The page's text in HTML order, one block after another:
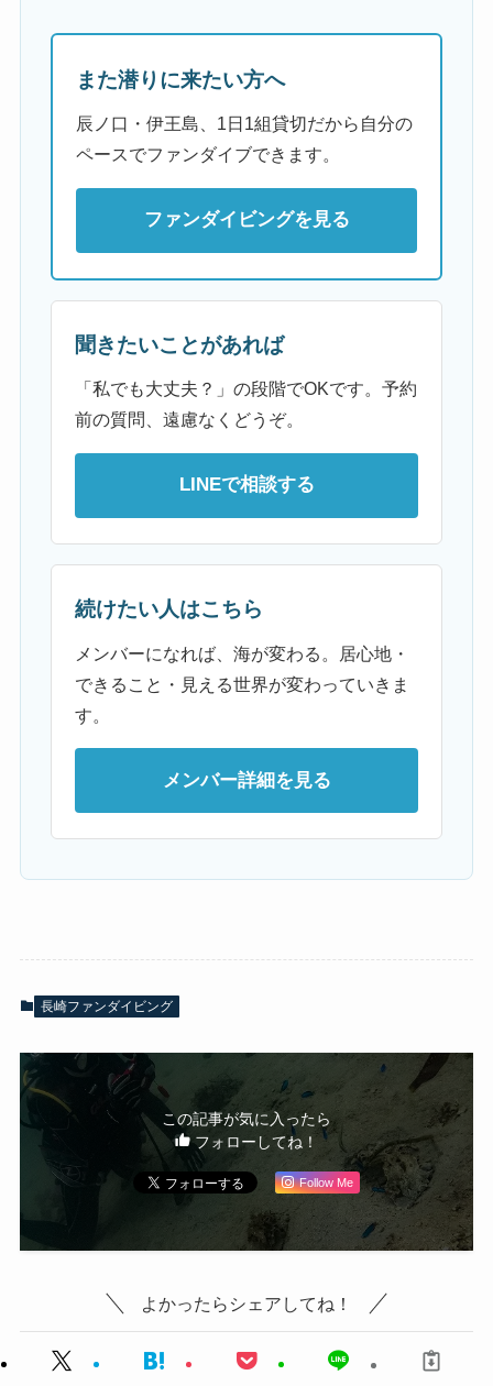
また潜りに来たい方へ
辰ノ口・伊王島、1日1組貸切だから自分の
ペースでファンダイブできます。
ファンダイビングを見る
聞きたいことがあれば
「私でも大丈夫？」の段階でOKです。予約
前の質問、遠慮なくどうぞ。
LINEで相談する
続けたい人はこちら
メンバーになれば、海が変わる。居心地・
できること・見える世界が変わっていきま
す。
メンバー詳細を見る
長崎ファンダイビング
この記事が気に入ったら
フォローしてね！
Follow Me
よかったらシェアしてね！